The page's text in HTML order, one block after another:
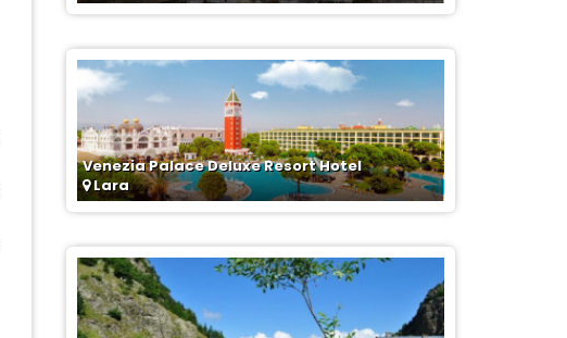
Venezia Palace Deluxe Resort Hotel
Lara